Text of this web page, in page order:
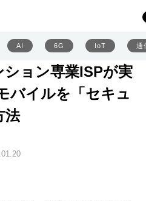
AI 6G IoT 通
ション専業ISPが実
バイルを「セキュ
法